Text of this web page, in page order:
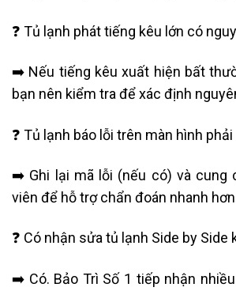
❓ Tủ lạnh phát tiếng kêu lớn có
➡️ Nếu tiếng kêu xuất hiện bất
bạn nên kiểm tra để xác định
❓ Tủ lạnh báo lỗi trên màn hình
➡️ Ghi lại mã lỗi (nếu có) và cung
viên để hỗ trợ chẩn đoán nhanh
❓ Có nhận sửa tủ lạnh Side by Side
➡️ Có. Bảo Trì Số 1 tiếp nhận